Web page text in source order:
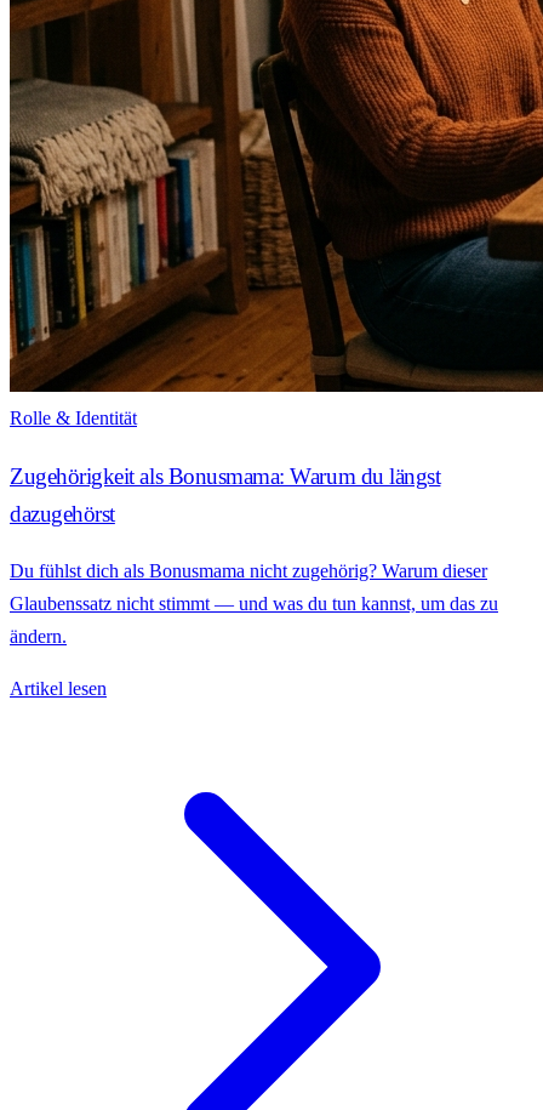
Rolle & Identität
Zugehörigkeit als Bonusmama: Warum du längst
dazugehörst
Du fühlst dich als Bonusmama nicht zugehörig? Warum dieser
Glaubenssatz nicht stimmt — und was du tun kannst, um das zu
ändern.
Artikel lesen